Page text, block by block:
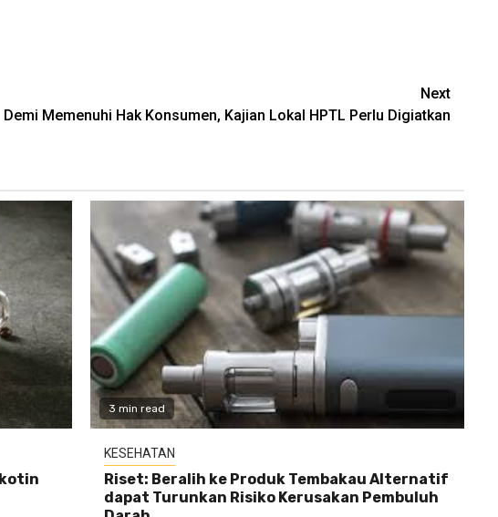
Next
Demi Memenuhi Hak Konsumen, Kajian Lokal HPTL Perlu Digiatkan
3 min read
KESEHATAN
Riset: Beralih ke Produk Tembakau Alternatif
dapat Turunkan Risiko Kerusakan Pembuluh